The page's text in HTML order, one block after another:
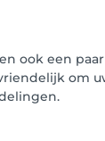
ook een